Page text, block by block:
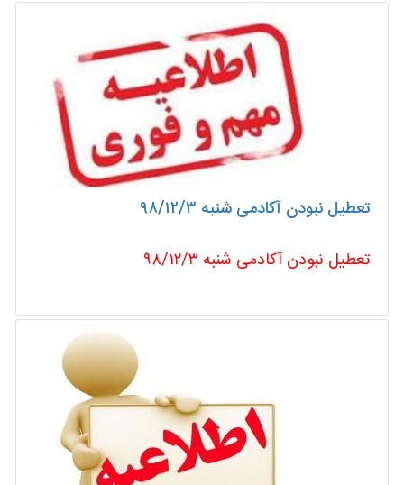
تعطیل نبودن آکادمی شنبه ۹۸/۱۲/۳
تعطیل نبودن آکادمی شنبه ۹۸/۱۲/۳